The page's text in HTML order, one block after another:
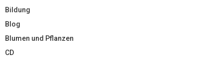
Bildung
Blog
Blumen und Pflanzen
CD